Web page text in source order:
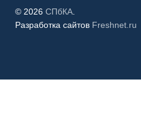
© 2026 СПбКА
Разработка сайтов Freshnet.ru